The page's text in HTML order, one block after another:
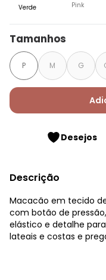
Verde Pink
Tamanhos
P M G
Desejos
Descrição
Macacão em tecido
com botão de
elástico e detalhe
lateais e costas e
Quintess - Macacão